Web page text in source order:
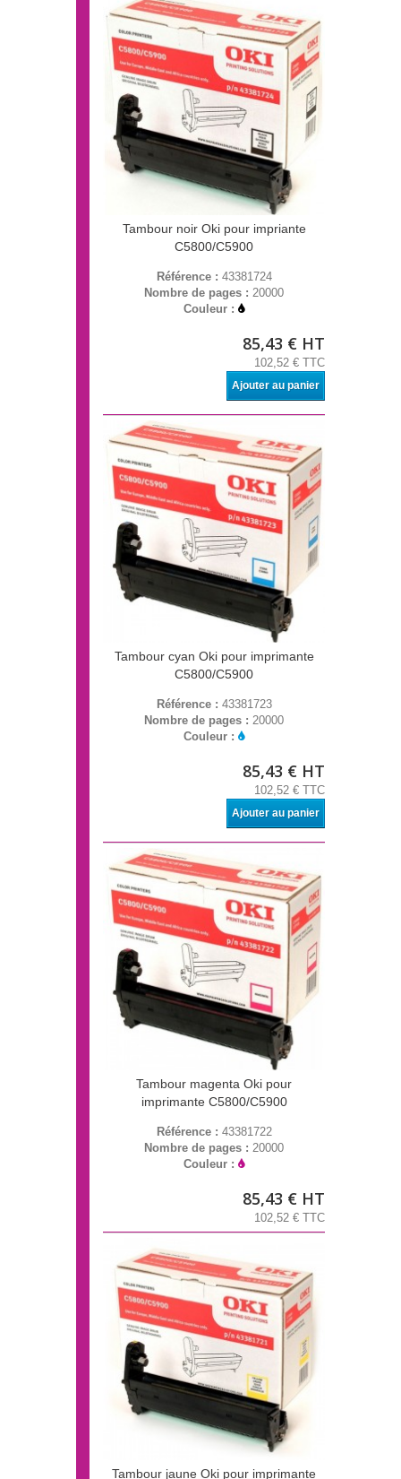
Tambour noir Oki pour impriante
C5800/C5900
Référence : 43381724
Nombre de pages : 20000
Couleur :
85,43 € HT
102,52 € TTC
Ajouter au panier
Tambour cyan Oki pour imprimante
C5800/C5900
Référence : 43381723
Nombre de pages : 20000
Couleur :
85,43 € HT
102,52 € TTC
Ajouter au panier
Tambour magenta Oki pour
imprimante C5800/C5900
Référence : 43381722
Nombre de pages : 20000
Couleur :
85,43 € HT
102,52 € TTC
Tambour jaune Oki pour imprimante